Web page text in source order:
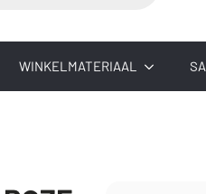
WINKELMATERIAAL